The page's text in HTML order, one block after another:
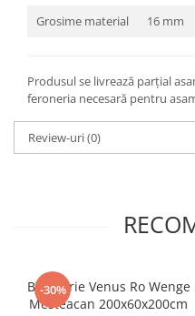
Grosime material
16 mm
Produsul se livrează parțial
feroneria necesară pentru
Review-uri(0)
-30%
Bucatarie Venus Ro Wenge
Mesteacan 200x60x200cm